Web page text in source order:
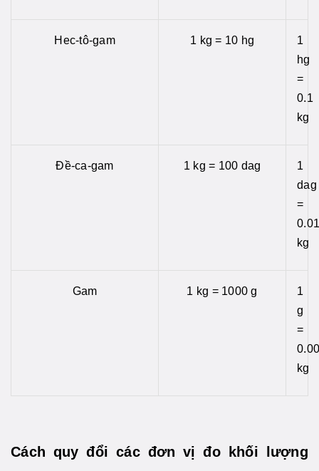
Hec-tô-gam 1 kg = 10 hg
1
hg
=
0.1
kg
Đề-ca-gam 1 kg = 100 dag
1
dag
=
0.01
kg
Gam 1 kg = 1000 g
1
g
=
kg
Cách quy đổi các đơn vị đo khối lượng